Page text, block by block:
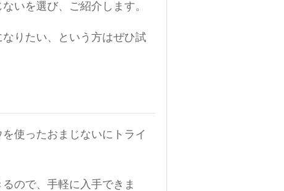
いを選び、ご紹介します。
りたい、という方はぜひ試
使ったおまじないにトライ
ので、手軽に入手できま